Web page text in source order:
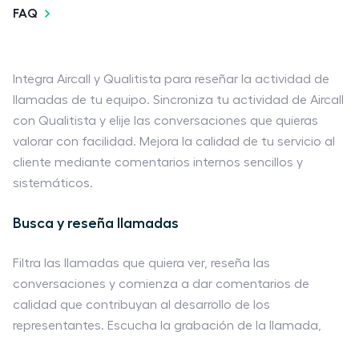
FAQ
Integra Aircall y Qualitista para reseñar la actividad de
llamadas de tu equipo. Sincroniza tu actividad de Aircall
con Qualitista y elije las conversaciones que quieras
valorar con facilidad. Mejora la calidad de tu servicio al
cliente mediante comentarios internos sencillos y
sistemáticos.
Busca y reseña llamadas
Filtra las llamadas que quiera ver, reseña las
conversaciones y comienza a dar comentarios de
calidad que contribuyan al desarrollo de los
representantes. Escucha la grabación de la llamada,